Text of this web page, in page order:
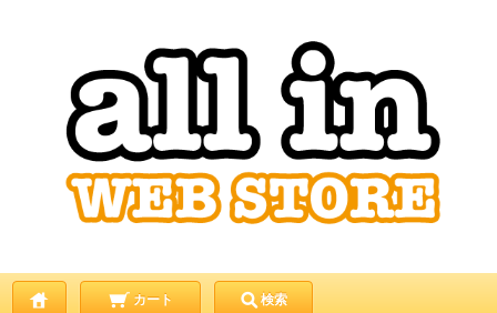
カート 検索